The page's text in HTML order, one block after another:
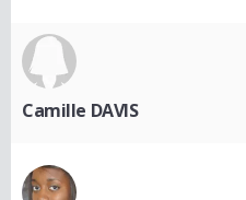
Camille DAVIS